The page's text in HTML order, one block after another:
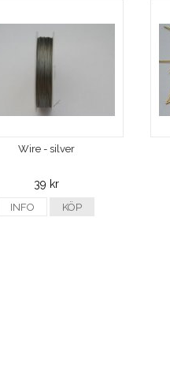
Wire - silver
39 kr
INFO KÖP